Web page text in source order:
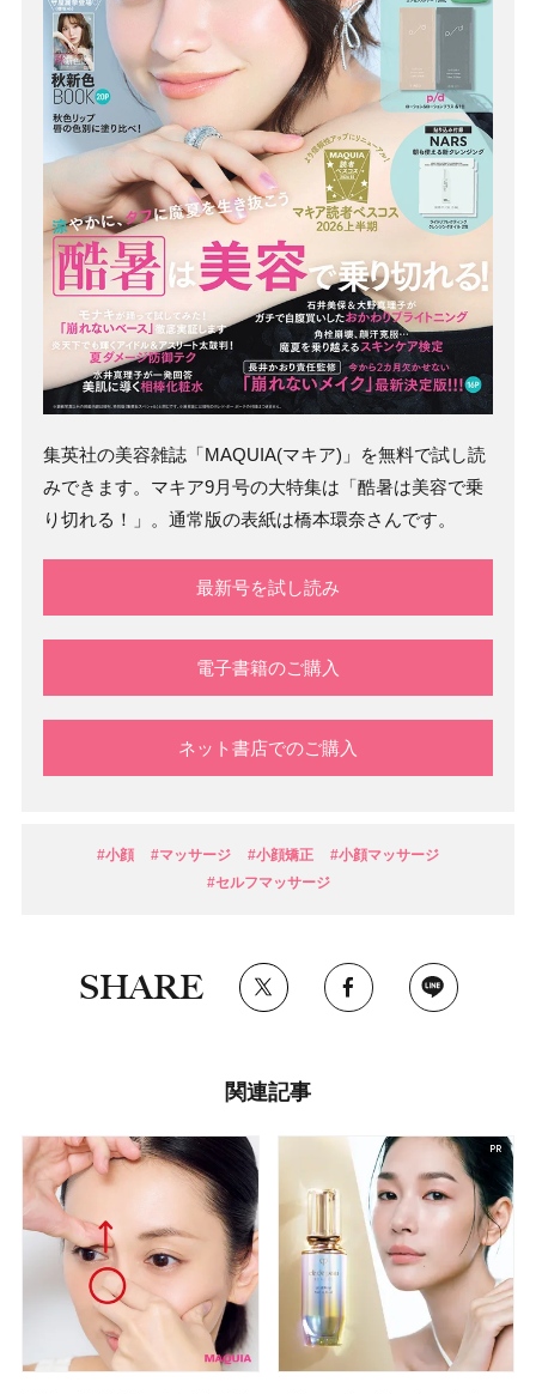
集英社の美容雑誌「MAQUIA(マキア)」を無料で試し読
みできます。マキア9月号の大特集は「酷暑は美容で乗
り切れる！」。通常版の表紙は橋本環奈さんです。
最新号を試し読み
電子書籍のご購入
ネット書店でのご購入
#小顔 #マッサージ #小顔矯正
#小顔マッサージ
#セルフマッサージ
SHARE
関連記事